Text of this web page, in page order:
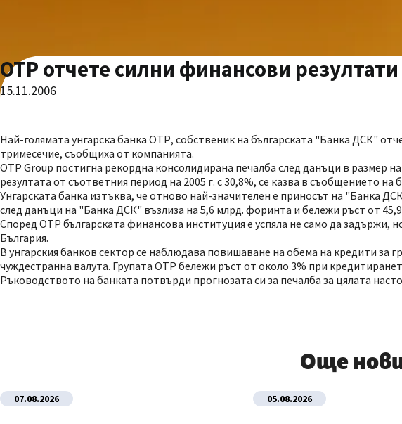
OTP отчете силни финансови резултати
15.11.2006
Най-голямата унгарска банка ОТР, собственик на българската "Банка ДСК"
тримесечие, съобщиха от компанията.
OTP Group постигна рекордна консолидирана печалба след данъци в размер
резултата от съответния период на 2005 г. с 30,8%, се казва в съобщението на
Унгарската банка изтъква, че отново най-значителен е приносът на "Банка
след данъци на "Банка ДСК" възлиза на 5,6 млрд. форинта и бележи ръст от
Според OTP българската финансова институция е успяла не само да задържи,
България.
В унгарския банков сектор се наблюдава повишаване на обема на кредити за
чуждестранна валута. Групата OTP бележи ръст от около 3% при
Ръководството на банката потвърди прогнозата си за печалба за цялата
Още
07.08.2026 05.08.2026